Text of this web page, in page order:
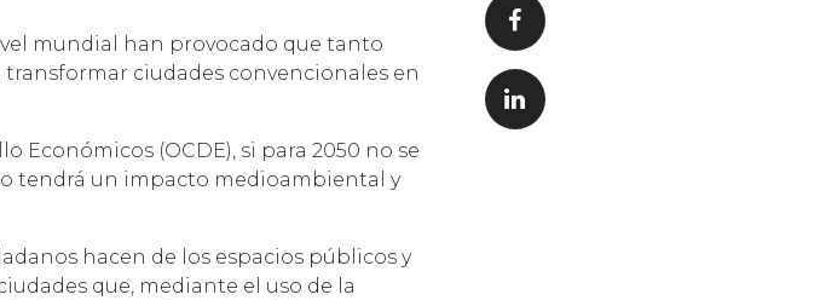
mundial han provocado que tanto
ciudades convencionales en
Económicos (OCDE), si para 2050 no se
tendrá un impacto medioambiental y
hacen de los espacios públicos y
que, mediante el uso de la